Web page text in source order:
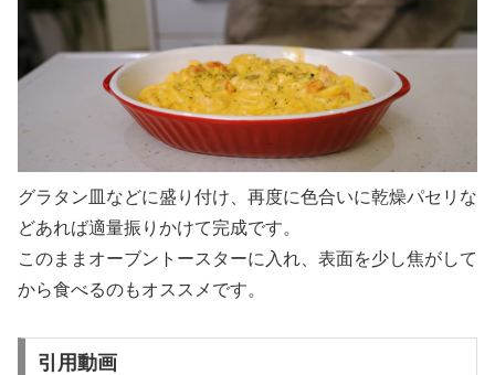
グラタン皿などに盛り付け、再度に色合いに乾燥パセリな
どあれば適量振りかけて完成です。
このままオーブントースターに入れ、表面を少し焦がして
から食べるのもオススメです。
引用動画